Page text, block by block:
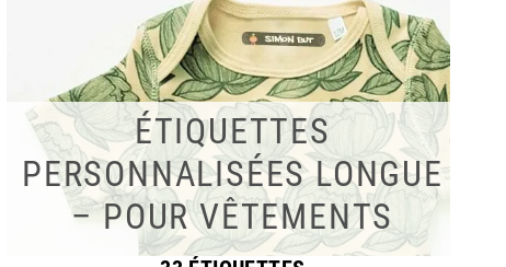
ÉTIQUETTES
PERSONNALISÉES LONGUE
– POUR VÊTEMENTS